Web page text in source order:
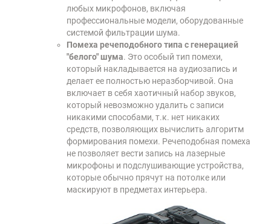
любых микрофонов, включая
профессиональные модели, оборудованные
системой фильтрации шума.
Помеха речеподобного типа с генерацией
"белого" шума. Это особый тип помехи,
который накладывается на аудиозапись и
делает ее полностью неразборчивой. Она
включает в себя хаотичный набор звуков,
который невозможно удалить с записи
никакими способами, т.к. нет никаких
средств, позволяющих вычислить алгоритм
формирования помехи. Речеподобная помеха
не позволяет вести запись на лазерные
микрофоны и подслушивающие устройства,
которые обычно прячут на потолке или
маскируют в предметах интерьера.